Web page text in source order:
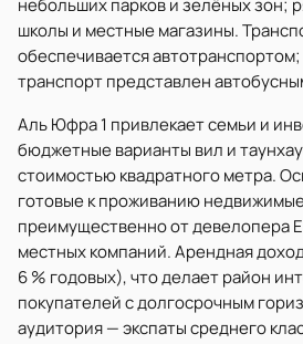
небольших парков и зелёных зон;
школы и местные магазины.
обеспечивается
транспорт представлен
Аль Юфра 1 привлекает семьи и
бюджетные варианты вил и
стоимостью квадратного метра.
готовые к проживанию
преимущественно от девелопера
местных компаний. Арендная
6 % годовых), что делает район
покупателей с долгосрочным
аудитория — экспаты среднего